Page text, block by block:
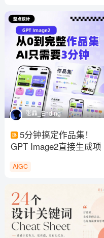
5分钟搞定作品集！
GPT Image2直接生成项
张鼎_Ending
AIGC